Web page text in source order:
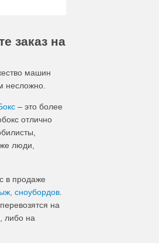
заказ на
машин
несложно.
– это более
отлично
люди,
в продаже
сноубордов
на
либо на